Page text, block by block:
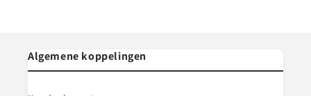
Algemene koppelingen